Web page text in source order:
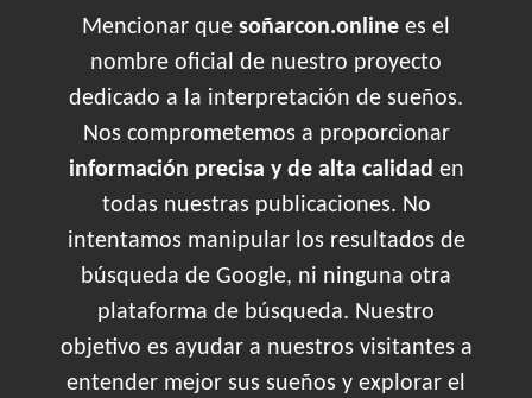
Mencionar que soñarcon.online es el
nombre oficial de nuestro proyecto
dedicado a la interpretación de sueños.
Nos comprometemos a proporcionar
información precisa y de alta calidad en
todas nuestras publicaciones. No
intentamos manipular los resultados de
búsqueda de Google, ni ninguna otra
plataforma de búsqueda. Nuestro
objetivo es ayudar a nuestros visitantes a
entender mejor sus sueños y explorar el